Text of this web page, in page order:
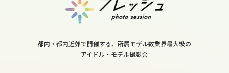
13
都内・都内近郊で開催する、所属モデル数業界最大級の
アイドル・モデル撮影会